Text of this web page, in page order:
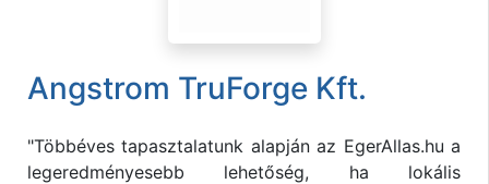
Angstrom TruForge Kft.
"Többéves tapasztalatunk alapján az EgerAllas.hu a
legeredményesebb lehetőség, ha lokális